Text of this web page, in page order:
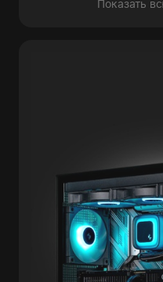
Показать